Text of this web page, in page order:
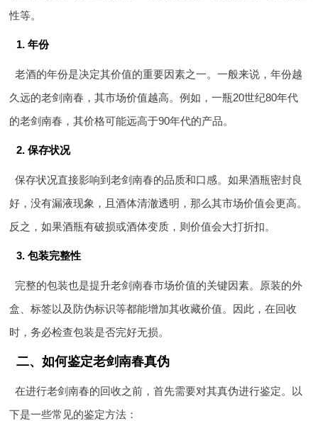
性等。
1. 年份
老酒的年份是决定其价值的重要因素之一。一般来说，年份越
久远的老剑南春，其市场价值越高。例如，一瓶20世纪80年代
的老剑南春，其价格可能远高于90年代的产品。
2. 保存状况
保存状况直接影响到老剑南春的品质和口感。如果酒瓶密封良
好，没有漏液现象，且酒体清澈透明，那么其市场价值会更高。
反之，如果酒瓶有破损或酒体变质，则价值会大打折扣。
3. 包装完整性
完整的包装也是提升老剑南春市场价值的关键因素。原装的外
盒、标签以及防伪标识等都能增加其收藏价值。因此，在回收
时，务必检查包装是否完好无损。
二、如何鉴定老剑南春真伪
在进行老剑南春的回收之前，首先需要对其真伪进行鉴定。以
下是一些常见的鉴定方法：